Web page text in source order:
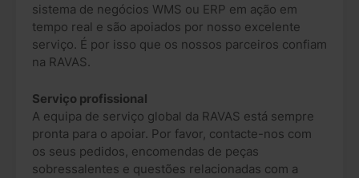
sistema de negócios WMS ou ERP em ação em
tempo real e são apoiados por nosso excelente
serviço. É por isso que os nossos parceiros confiam
na RAVAS.
Serviço profissional
A equipa de serviço global da RAVAS está sempre
pronta para o apoiar. Por favor, contacte-nos com
os seus pedidos, encomendas de peças
sobressalentes e questões relacionadas com a